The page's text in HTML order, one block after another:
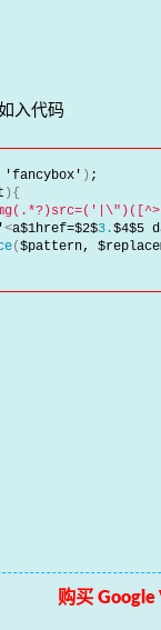
入代码
) ;
){
'<a$1href=$2$3.$4$5
( $pattern,
购买 Google